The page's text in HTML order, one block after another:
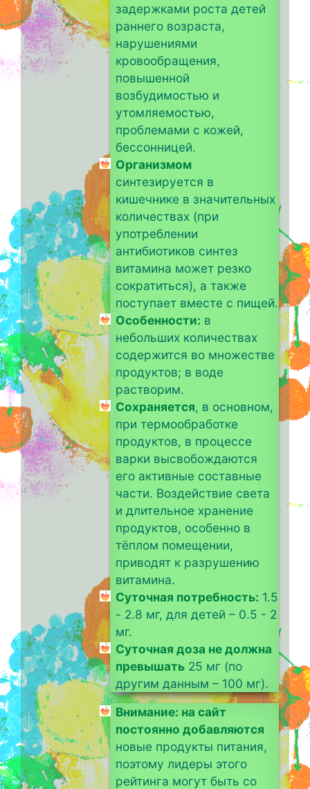
задержками роста детей
раннего возраста,
нарушениями
кровообращения,
повышенной
возбудимостью и
утомляемостью,
проблемами с кожей,
бессонницей.
Организмом
синтезируется в
кишечнике в значительных
количествах (при
употреблении
антибиотиков синтез
витамина может резко
сократиться), а также
поступает вместе с пищей.
Особенности: в
небольших количествах
содержится во множестве
продуктов; в воде
растворим.
Сохраняется, в основном,
при термообработке
продуктов, в процессе
варки высвобождаются
его активные составные
части. Воздействие света
и длительное хранение
продуктов, особенно в
тёплом помещении,
приводят к разрушению
витамина.
Суточная потребность: 1.5
- 2.8 мг, для детей – 0.5 - 2
мг.
Суточная доза не должна
превышать 25 мг (по
другим данным – 100 мг).
Внимание: на сайт
постоянно добавляются
новые продукты питания,
поэтому лидеры этого
рейтинга могут быть со